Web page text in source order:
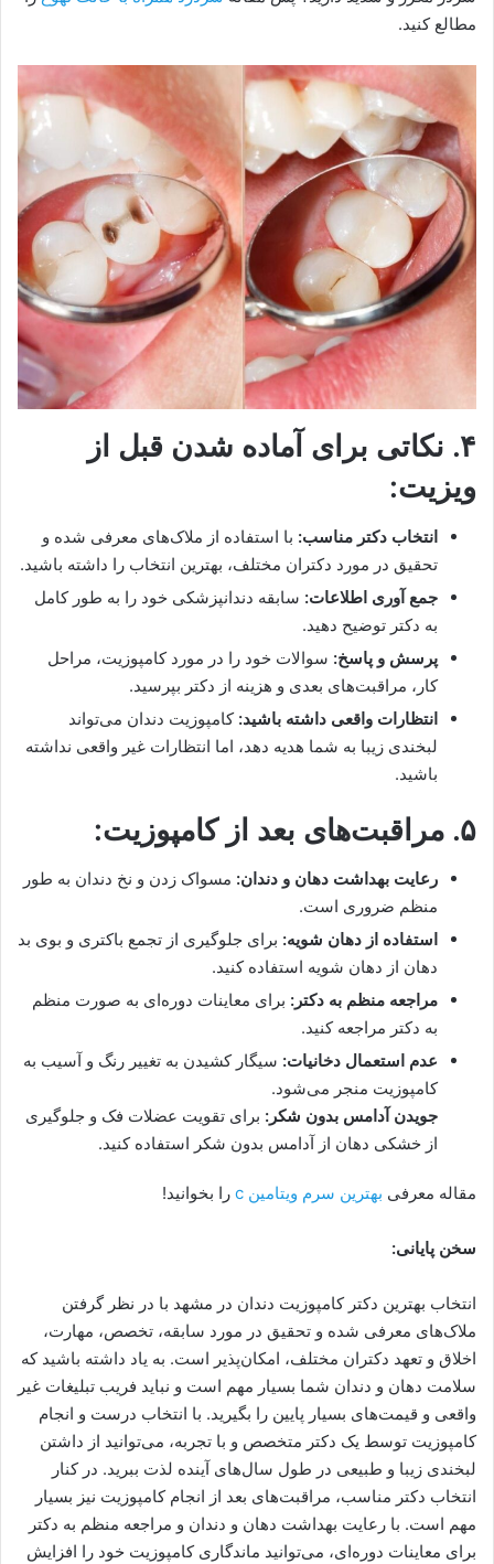
مطالع کنید.
۴. نکاتی برای آماده شدن قبل از
ویزیت:
انتخاب دکتر مناسب: با استفاده از ملاک‌های معرفی شده و
تحقیق در مورد دکتران مختلف، بهترین انتخاب را داشته باشید.
جمع آوری اطلاعات: سابقه دندانپزشکی خود را به طور کامل
به دکتر توضیح دهید.
پرسش و پاسخ: سوالات خود را در مورد کامپوزیت، مراحل
کار، مراقبت‌های بعدی و هزینه از دکتر بپرسید.
انتظارات واقعی داشته باشید: کامپوزیت دندان می‌تواند
لبخندی زیبا به شما هدیه دهد، اما انتظارات غیر واقعی نداشته
باشید.
۵. مراقبت‌های بعد از کامپوزیت:
رعایت بهداشت دهان و دندان: مسواک زدن و نخ دندان به طور
منظم ضروری است.
استفاده از دهان شویه: برای جلوگیری از تجمع باکتری و بوی بد
دهان از دهان شویه استفاده کنید.
مراجعه منظم به دکتر: برای معاینات دوره‌ای به صورت منظم
به دکتر مراجعه کنید.
عدم استعمال دخانیات: سیگار کشیدن به تغییر رنگ و آسیب به
کامپوزیت منجر می‌شود.
جویدن آدامس بدون شکر: برای تقویت عضلات فک و جلوگیری
از خشکی دهان از آدامس بدون شکر استفاده کنید.
مقاله معرفی بهترین سرم ویتامین c را بخوانید!
سخن پایانی:
انتخاب بهترین دکتر کامپوزیت دندان در مشهد با در نظر گرفتن
ملاک‌های معرفی شده و تحقیق در مورد سابقه، تخصص، مهارت،
اخلاق و تعهد دکتران مختلف، امکان‌پذیر است. به یاد داشته باشید که
سلامت دهان و دندان شما بسیار مهم است و نباید فریب تبلیغات غیر
واقعی و قیمت‌های بسیار پایین را بگیرید. با انتخاب درست و انجام
کامپوزیت توسط یک دکتر متخصص و با تجربه، می‌توانید از داشتن
لبخندی زیبا و طبیعی در طول سال‌های آینده لذت ببرید. در کنار
انتخاب دکتر مناسب، مراقبت‌های بعد از انجام کامپوزیت نیز بسیار
مهم است. با رعایت بهداشت دهان و دندان و مراجعه منظم به دکتر
برای معاینات دوره‌ای، می‌توانید ماندگاری کامپوزیت خود را افزایش